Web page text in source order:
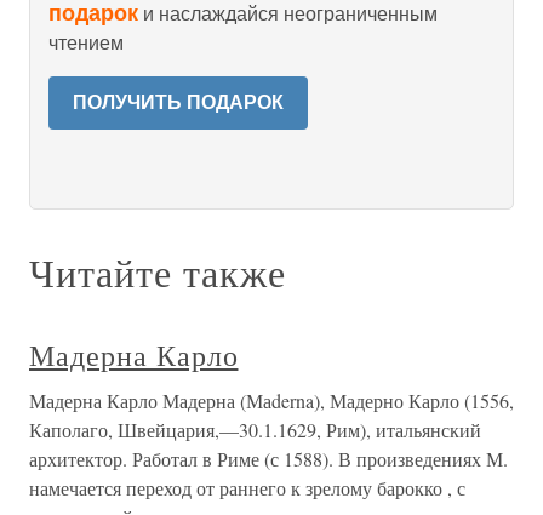
подарок и наслаждайся неограниченным
чтением
ПОЛУЧИТЬ ПОДАРОК
Читайте также
Мадерна Карло
Мадерна Карло Мадерна (Маderna), Мадерно Карло (1556,
Каполаго, Швейцария,—30.1.1629, Рим), итальянский
архитектор. Работал в Риме (с 1588). В произведениях М.
намечается переход от раннего к зрелому барокко , с